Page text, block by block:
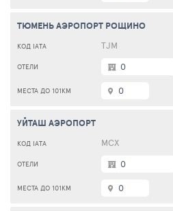
ТЮМЕНЬ АЭРОПОРТ РОЩИНО
TJM
0
0
УЙТАШ АЭРОПОРТ
МСХ
0
0